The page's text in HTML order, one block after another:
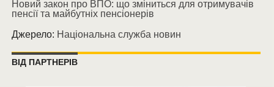
Новий закон про ВПО: що зміниться для отримувачів
пенсії та майбутніх пенсіонерів
Джерело: Національна служба новин
ВІД ПАРТНЕРІВ